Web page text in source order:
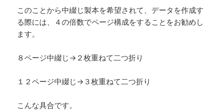
このことから中綴じ製本を希望されて、データを作成す
る際には、４の倍数でページ構成をすることをお勧めし
ます。
８ページ中綴じ→２枚重ねて二つ折り
１２ページ中綴じ→３枚重ねて二つ折り
こんな具合です。